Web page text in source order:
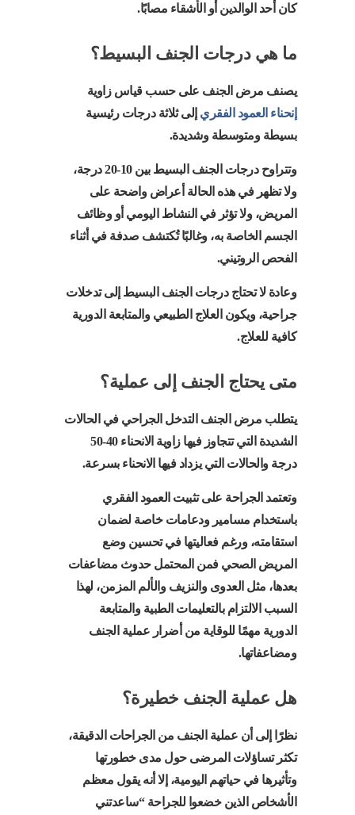
كان أحد الوالدين أو الأشقاء مصابًا.
ما هي درجات الجنف البسيط؟
يصنف مرض الجنف على حسب قياس زاوية
إنحناء العمود الفقري إلى ثلاثة درجات رئيسية
بسيطة ومتوسطة وشديدة.
وتتراوح درجات الجنف البسيط بين 10-20 درجة،
ولا تظهر في هذه الحالة أعراض واضحة على
المريض، ولا تؤثر في النشاط اليومي أو وظائف
الجسم الخاصة به، وغالبًا تُكتشف صدفة في أثناء
الفحص الروتيني.
وعادة لا تحتاج درجات الجنف البسيط إلى تدخلات
جراحية، ويكون العلاج الطبيعي والمتابعة الدورية
كافية للعلاج.
متى يحتاج الجنف إلى عملية؟
يتطلب مرض الجنف التدخل الجراحي في الحالات
الشديدة التي تتجاوز فيها زاوية الانحناء 40-50
درجة والحالات التي يزداد فيها الانحناء بسرعة.
وتعتمد الجراحة على تثبيت العمود الفقري
باستخدام مسامير ودعامات خاصة لضمان
استقامته، ورغم فعاليتها في تحسين وضع
المريض الصحي فمن المحتمل حدوث مضاعفات
بعدها، مثل العدوى والنزيف والألم المزمن، لهذا
السبب الالتزام بالتعليمات الطبية والمتابعة
الدورية مهمًا للوقاية من أضرار عملية الجنف
ومضاعفاتها.
هل عملية الجنف خطيرة؟
نظرًا إلى أن عملية الجنف من الجراحات الدقيقة،
تكثر تساؤلات المرضى حول مدى خطورتها
وتأثيرها في حياتهم اليومية، إلا أنه يقول معظم
الأشخاص الذين خضعوا للجراحة “ساعدتني